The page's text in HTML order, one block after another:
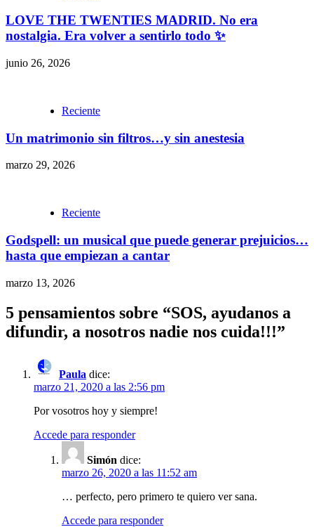
LOVE THE TWENTIES MADRID. No era
nostalgia. Era volver a sentirlo todo ✨
junio 26, 2026
Reciente
Un matrimonio sin filtros…y sin anestesia
marzo 29, 2026
Reciente
Godspell: un musical que puede generar prejuicios…
hasta que empiezan a cantar
marzo 13, 2026
5 pensamientos sobre “SOS, ayudanos a
difundir, a nosotros nadie nos cuida!!!”
Paula dice:
marzo 21, 2020 a las 2:56 pm
Por vosotros hoy y siempre!
Accede para responder
Simón dice:
marzo 26, 2020 a las 11:52 am
… perfecto, pero primero te quiero ver sana.
Accede para responder